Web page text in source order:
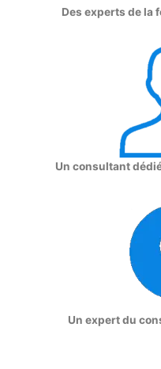
Des experts de la
Un consultant
Un expert du